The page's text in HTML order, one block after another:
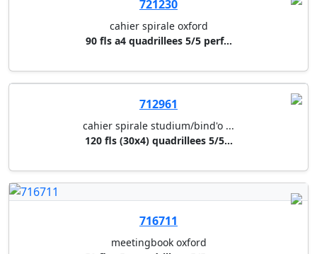
meetingbook oxford
50 fls a5+ quadrillees 5/5 per...
710025
cahier a4 clairefontaine
40 fls uni 3120c - couverture ...
715950
cahier exabook rhodia
80 fls a4+ quadrillees 5/5 mic...